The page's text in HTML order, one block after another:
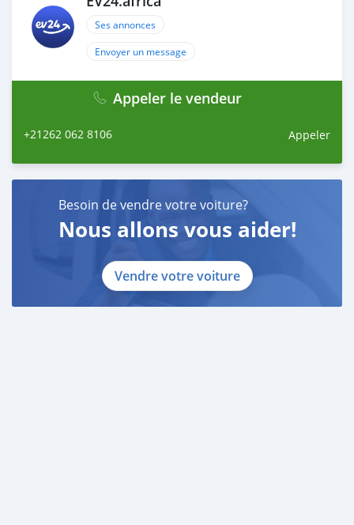
Ses annonces
Envoyer un message
Appeler le vendeur
+21262 062 8106 Appeler
Besoin de vendre votre voiture?
Nous allons vous aider!
Vendre votre voiture